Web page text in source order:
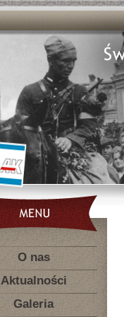
O nas
Aktualności
Galeria